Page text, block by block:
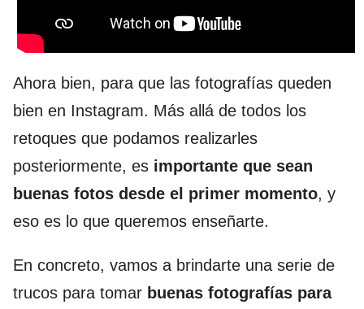
Ahora bien, para que las fotografías queden
bien en Instagram. Más allá de todos los
retoques que podamos realizarles
posteriormente, es importante que sean
buenas fotos desde el primer momento, y
eso es lo que queremos enseñarte.
En concreto, vamos a brindarte una serie de
trucos para tomar buenas fotografías para